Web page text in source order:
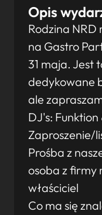
Opis
Rodzina NRD
na Gastro
31 maja. Jest
dedykowane
ale
DJ's: Funktion
Zaproszenie/
Prośba z
osoba z firmy
właściciel
Co ma się